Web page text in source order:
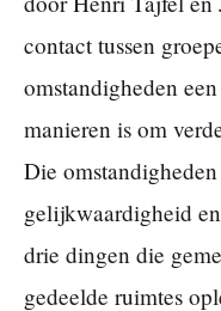
contact tussen
omstandigheden
manieren is om
Die
gelijkwaardigheid
drie dingen die
gedeelde ruimtes